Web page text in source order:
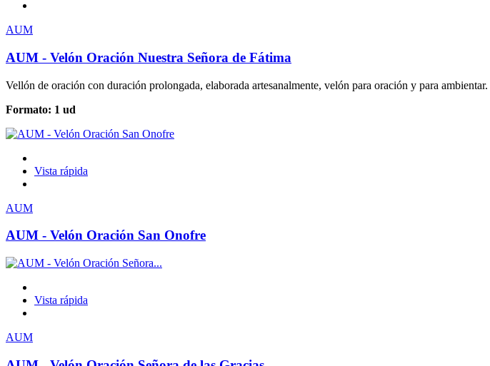
AUM
AUM - Velón Oración Nuestra Señora de Fátima
Vellón de oración con duración prolongada, elaborada artesanalmente, velón para oración y para ambientar.
Formato: 1 ud
Vista rápida
AUM
AUM - Velón Oración San Onofre
Vista rápida
AUM